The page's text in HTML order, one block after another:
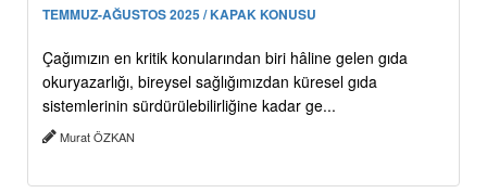
TEMMUZ-AĞUSTOS 2025 / KAPAK KONUSU
Çağımızın en kritik konularından biri hâline gelen gıda
okuryazarlığı, bireysel sağlığımızdan küresel gıda
sistemlerinin sürdürülebilirliğine kadar ge...
Murat ÖZKAN